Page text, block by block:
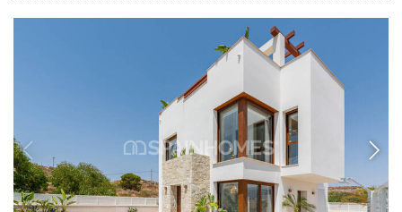
LEI-0004
Modische Häuser in der Nähe des Strandes in
Palomares